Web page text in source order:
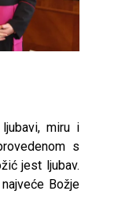
miru i
s
jest ljubav.
Božje